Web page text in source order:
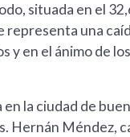
situada en el
representa una
y en el ánimo de
la ciudad de
Hernán Méndez,